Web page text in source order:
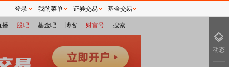
播 股吧 基金吧 博客 财富号 搜索
登录 我的菜单 证券交易 基金交易
动态